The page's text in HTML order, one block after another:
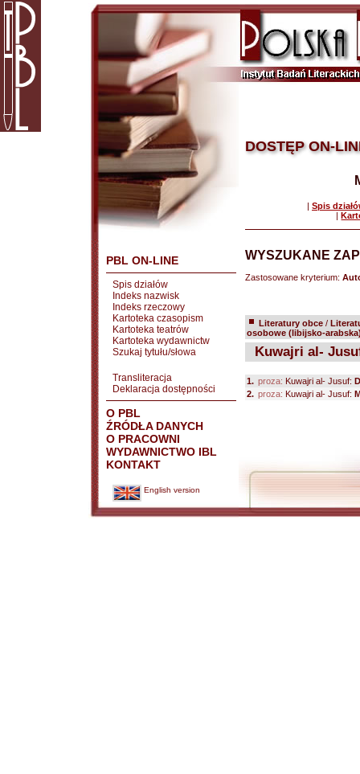
PBL ON-LINE
Spis działów
Indeks nazwisk
Indeks rzeczowy
Kartoteka czasopism
Kartoteka teatrów
Kartoteka wydawnictw
Szukaj tytułu/słowa
Transliteracja
Deklaracja dostępności
O PBL
ŹRÓDŁA DANYCH
O PRACOWNI
WYDAWNICTWO IBL
KONTAKT
English version
DOSTĘP ON-
| Spis
|
WYSZUKANE
Zastosowane kryterium:
Literatury obce /
osobowe (libijsko-
Kuwajri al-
1. proza: Kuwajri al- Jusuf:
2. proza: Kuwajri al- Jusuf: